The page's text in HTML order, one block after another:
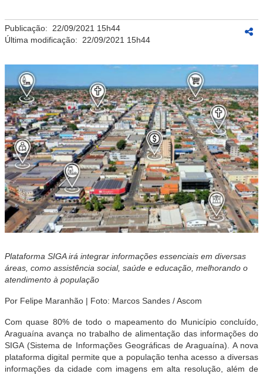
Publicação: 22/09/2021 15h44
Última modificação: 22/09/2021 15h44
Plataforma SIGA irá integrar informações essenciais em diversas
áreas, como assistência social, saúde e educação, melhorando o
atendimento à população
Por Felipe Maranhão | Foto: Marcos Sandes / Ascom
Com quase 80% de todo o mapeamento do Município concluído,
Araguaína avança no trabalho de alimentação das informações do
SIGA (Sistema de Informações Geográficas de Araguaína). A nova
plataforma digital permite que a população tenha acesso a diversas
informações da cidade com imagens em alta resolução, além de